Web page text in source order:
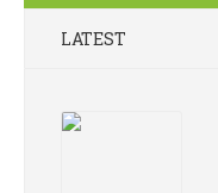
LATEST